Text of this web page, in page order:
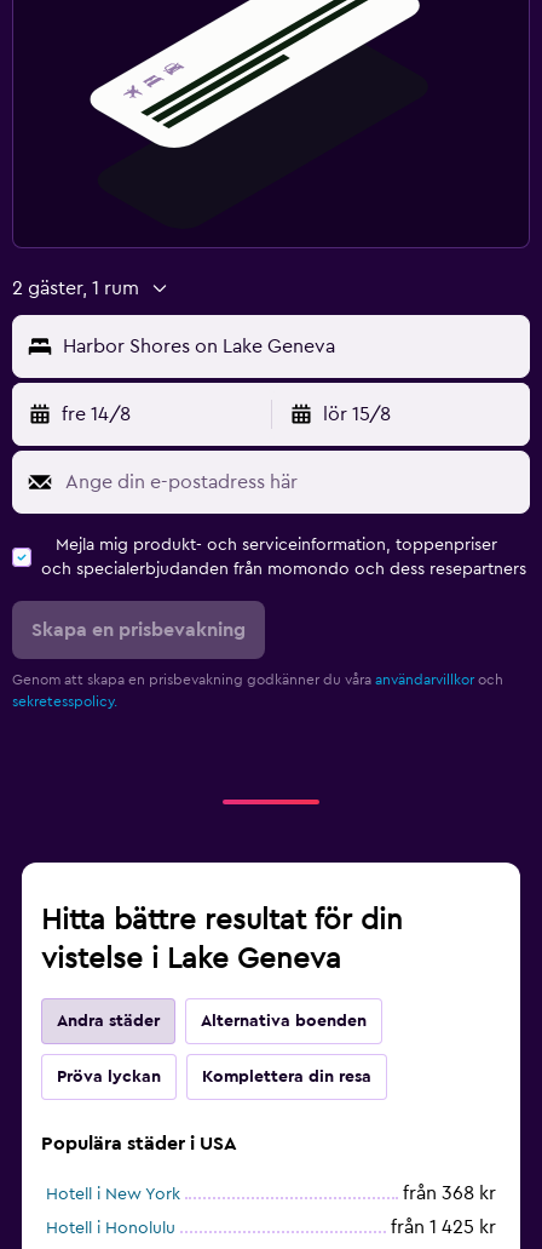
2 gäster, 1 rum
Harbor Shores on Lake Geneva
fre 14/8 lör 15/8
Mejla mig produkt- och serviceinformation, toppenpriser
och specialerbjudanden från momondo och dess resepartners
Skapa en prisbevakning
Genom att skapa en prisbevakning godkänner du våra användarvillkor och
sekretesspolicy.
Hitta bättre resultat för din
vistelse i Lake Geneva
Andra städer Alternativa boenden
Pröva lyckan Komplettera din resa
Populära städer i USA
Hotell i New York från 368 kr
Hotell i Honolulu från 1 425 kr